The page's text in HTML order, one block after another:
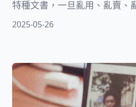
特種文書，一旦亂用、亂賣、
責。根據《刑法》，最高可判1
2025-05-26